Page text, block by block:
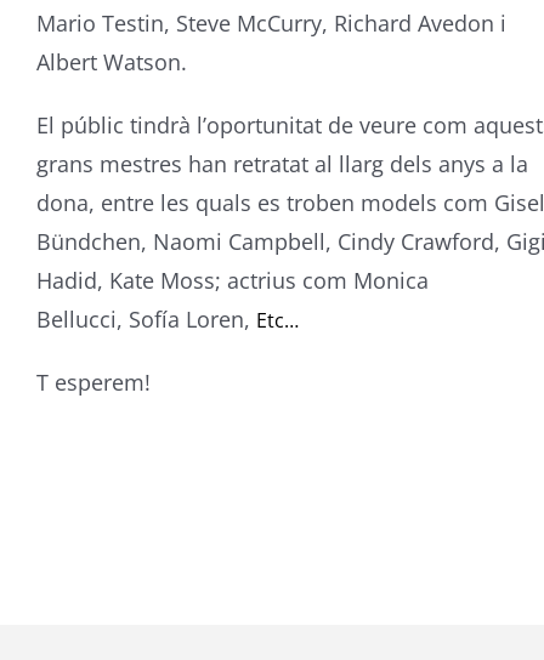
Mario Testin, Steve McCurry, Richard Avedon i
Albert Watson.
El públic tindrà l’oportunitat de veure com
grans mestres han retratat al llarg dels anys a la
dona, entre les quals es troben models com
Bündchen, Naomi Campbell, Cindy Crawford,
Hadid, Kate Moss; actrius com Monica
Bellucci, Sofía Loren, Etc…
T esperem!